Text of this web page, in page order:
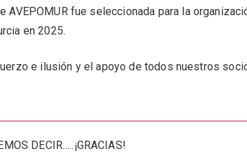
AVEPOMUR fue seleccionada para la
en 2025.
e ilusión y el apoyo de todos nuestros
DECIR…..¡GRACIAS!